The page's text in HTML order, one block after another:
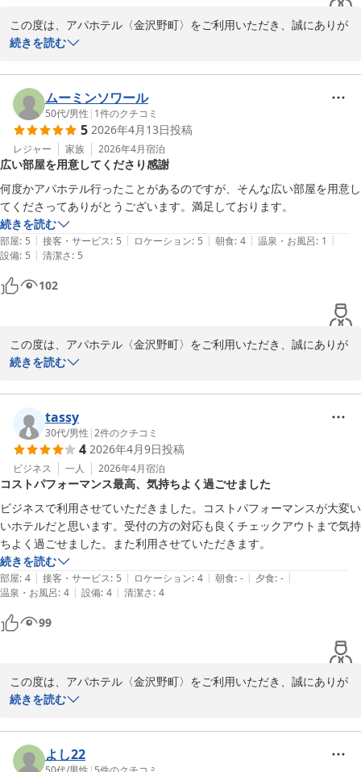
この度は、アパホテル〈金沢野町〉をご利用いただき、誠にありが
とうございます。
ねて御礼申し上げます。
ご朝食に関しまして、お褒めのお言葉をいただき、スタッフ一同大
変嬉しく存じます。当館の一階にございます、「レストラン七草」
では、北陸の食材を利用した和洋定食またはビュッフェをご提供し
ております。当館ご宿泊の際は、ぜひ、ご利用くださいませ。
この度は、お忙しい中、ご投稿していただき、誠にありがとうござ
います。今後もお客様にお選びいただけるホテルとなりますよう、
サービス向上に励んで参ります。お客様のまたのご来館を心よりお
待ちしております。
フロント　富沢
2026-04-18
続きを読む
ムーミンソワール
50代/男性 | 1件のクチコミ
5 2026年4月13日投稿
レジャー 家族 2026年4月宿泊
広い部屋を用意してくださり感謝
何度かアパホテル行ったことがあるのですが、そんな広い部屋を用意し
てくださってありがとうございます。満足しております。
続きを読む
部屋: 5 | 接客・サービス: 5 | ロケーション: 5 | 朝食: 4 | 温泉・お風呂: 1 |
設備: 5 | 清潔さ: 5
102
この度は、アパホテル〈金沢野町〉をご利用いただき、誠にありが
とうございます。
ただき、大変光栄に存じます。
お部屋の広さにご満足いただけたとのこと、私共も安心いたしまし
た。ご家族様でのご利用でも、皆様がリラックスしてお過ごしいた
だける空間を提供できたのであれば、これ以上の喜びはございませ
ん。
お客様からいただいたお言葉を励みに、今後も清潔で心地よいホテ
ルづくりに励んでまいります。また皆様でお越しいただける日を、
スタッフ一同心よりお待ちしております。
フロント　本島
アパホテル〈金沢野町〉
2026-04-13
続きを読む
tassy
30代/男性 |2件のクチコミ
4 2026年4月9日投稿
ビジネス 一人 2026年4月宿泊
コストパフォーマンス最高、気持ちよく過ごせました
ビジネスで利用させていただきました。コストパフォーマンスが大変い
いホテルだと思います。受付の方の対応も良くチェックアウトまで気持
ちよく過ごせました。また利用させていただきます。
続きを読む
部屋: 4 | 接客・サービス: 5 | ロケーション: 4 | 朝食: - | 夕食: - |
温泉・お風呂: 4 | 設備: 4 | 清潔さ: 4
99
この度は、アパホテル〈金沢野町〉をご利用いただき、誠にありが
とうございます。
感謝申し上げます。
続きを読む
よし22